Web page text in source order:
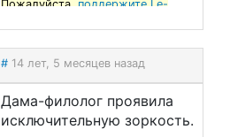
Пожалуйста,поддержите Le-
# 14 лет, 5 месяцев назад
Дама-филолог проявила
исключительную зоркость.